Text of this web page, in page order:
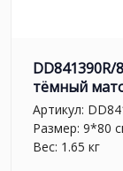
тёмный
Артикул:
Размер: 9*80
Вес: 1.65 кг